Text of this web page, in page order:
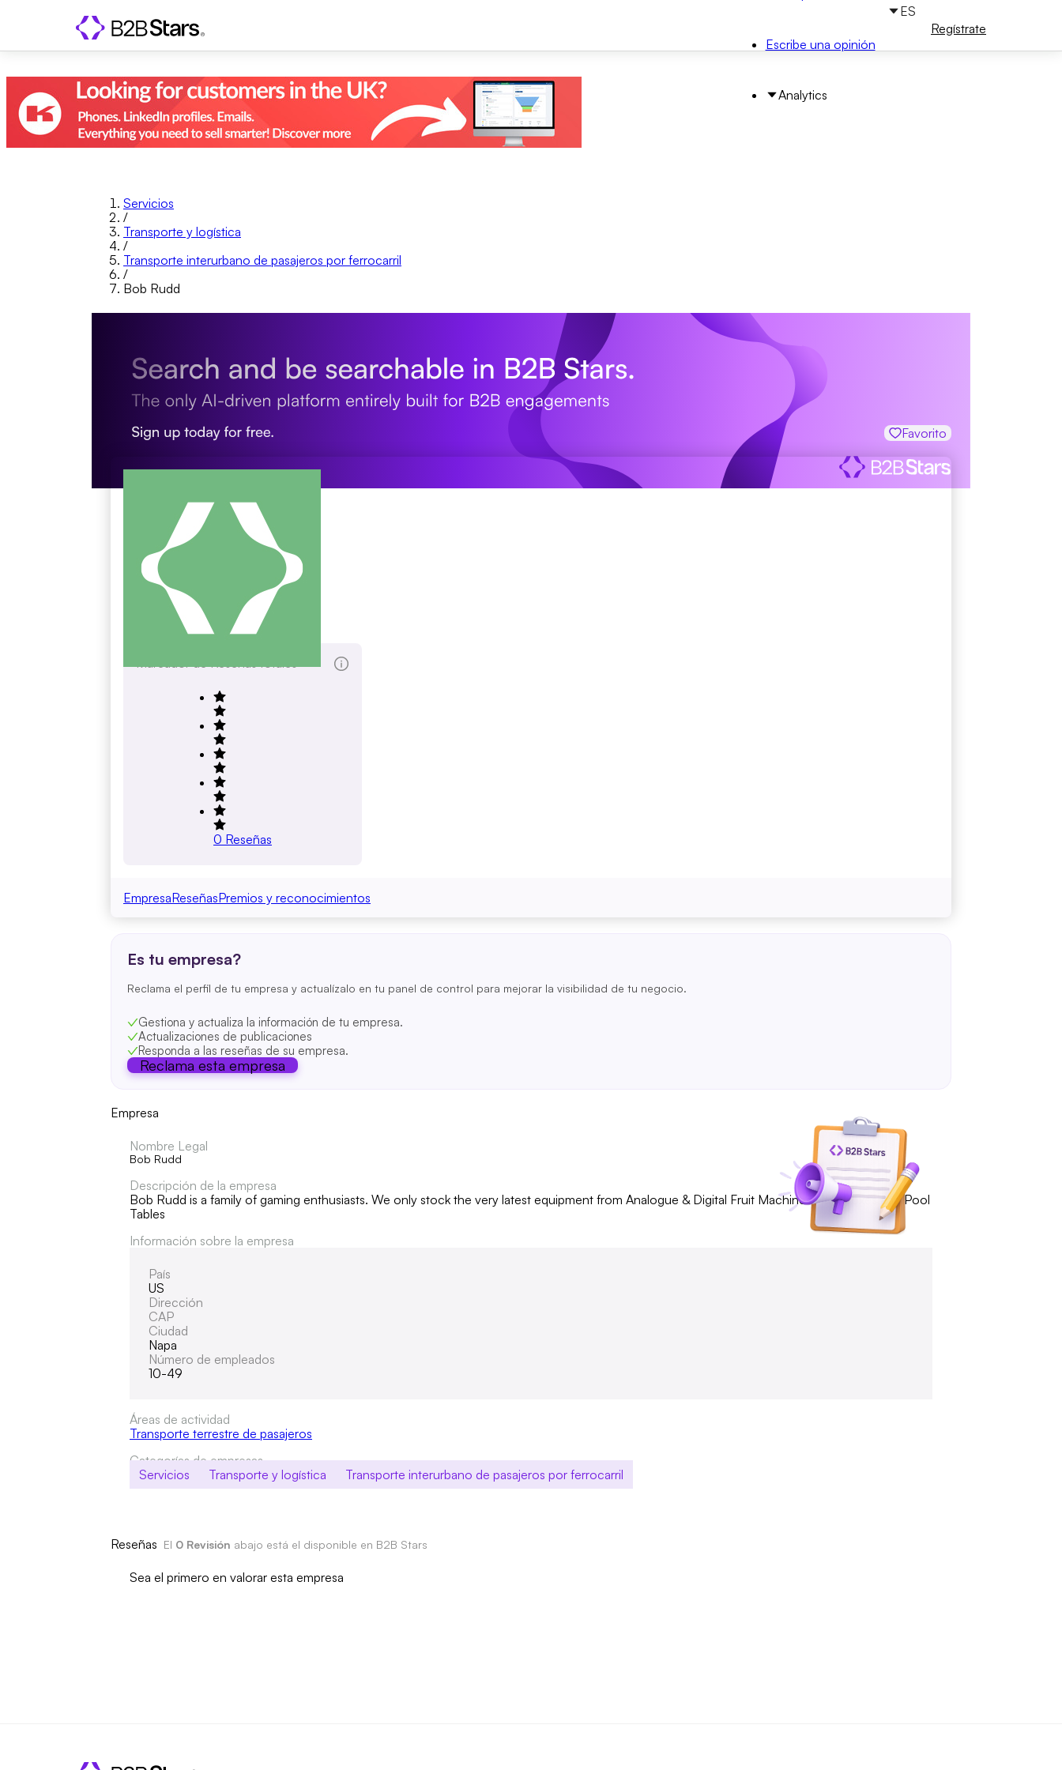
Escribe una opinión
Analytics
ES
Regístrate
Servicios
/
Transporte y logística
/
Transporte interurbano de pasajeros por ferrocarril
/
Bob Rudd
Favorito
Bob Rudd
bobrudd.co.uk
Marcador de Reseñas totales
0 Reseñas
EmpresaReseñasPremios y reconocimientos
Es tu empresa?
Reclama el perfil de tu empresa y actualízalo en tu panel de control para mejorar la visibilidad de tu negocio.
Gestiona y actualiza la información de tu empresa.
Actualizaciones de publicaciones
Responda a las reseñas de su empresa.
Reclama esta empresa
Empresa
Nombre Legal
Bob Rudd
Descripción de la empresa
Bob Rudd is a family of gaming enthusiasts. We only stock the very latest equipment from Analogue & Digital Fruit Machines, Jukeboxes and Pool
Tables
Información sobre la empresa
País
US
Dirección
CAP
Ciudad
Napa
Número de empleados
10-49
Áreas de actividad
Transporte terrestre de pasajeros
Categorías de empresas
Servicios
Transporte y logística Transporte interurbano de pasajeros por ferrocarril
Reseñas El 0 Revisión abajo está el disponible en B2B Stars
Sea el primero en valorar esta empresa